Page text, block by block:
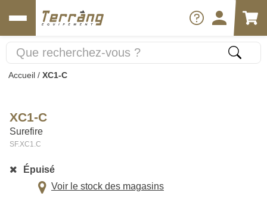
Accueil / XC1-C
XC1-C
Surefire
SF.XC1.C
Épuisé
Voir le stock des magasins